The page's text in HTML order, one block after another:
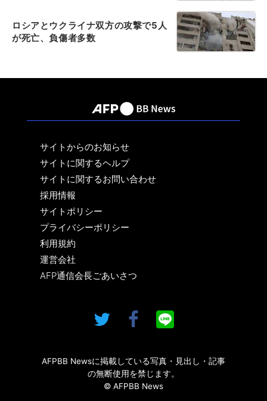
ロシアとウクライナ双方の攻撃で5人
が死亡、負傷者多数
サイトからのお知らせ
サイトに関するヘルプ
サイトに関するお問い合わせ
採用情報
サイトポリシー
プライバシーポリシー
利用規約
運営会社
AFP通信会長ごあいさつ
AFPBB Newsに掲載している写真・見出し・記事
の無断使用を禁じます。
© AFPBB News